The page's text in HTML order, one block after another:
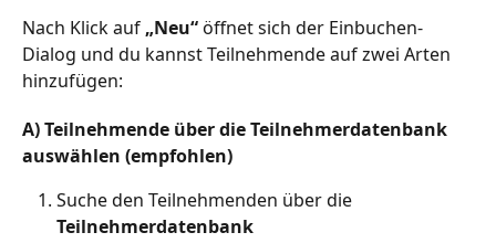
Nach Klick auf „Neu“ öffnet sich der Einbuchen-
Dialog und du kannst Teilnehmende auf zwei Arten
hinzufügen:
A) Teilnehmende über die Teilnehmerdatenbank
auswählen (empfohlen)
Suche den Teilnehmenden über die
Teilnehmerdatenbank